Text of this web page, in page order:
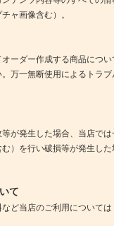
ャ画像含む）。
ーダー作成する商品につ
万一無断使用によるトラ
が発生した場合、当店で
）を行い破損等が発生し
て
ど当店のご利用については